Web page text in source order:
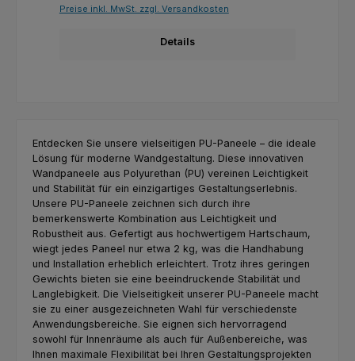
Preise inkl. MwSt. zzgl. Versandkosten
Details
Entdecken Sie unsere vielseitigen PU-Paneele – die ideale
Lösung für moderne Wandgestaltung. Diese innovativen
Wandpaneele aus Polyurethan (PU) vereinen Leichtigkeit
und Stabilität für ein einzigartiges Gestaltungserlebnis.
Unsere PU-Paneele zeichnen sich durch ihre
bemerkenswerte Kombination aus Leichtigkeit und
Robustheit aus. Gefertigt aus hochwertigem Hartschaum,
wiegt jedes Paneel nur etwa 2 kg, was die Handhabung
und Installation erheblich erleichtert. Trotz ihres geringen
Gewichts bieten sie eine beeindruckende Stabilität und
Langlebigkeit. Die Vielseitigkeit unserer PU-Paneele macht
sie zu einer ausgezeichneten Wahl für verschiedenste
Anwendungsbereiche. Sie eignen sich hervorragend
sowohl für Innenräume als auch für Außenbereiche, was
Ihnen maximale Flexibilität bei Ihren Gestaltungsprojekten